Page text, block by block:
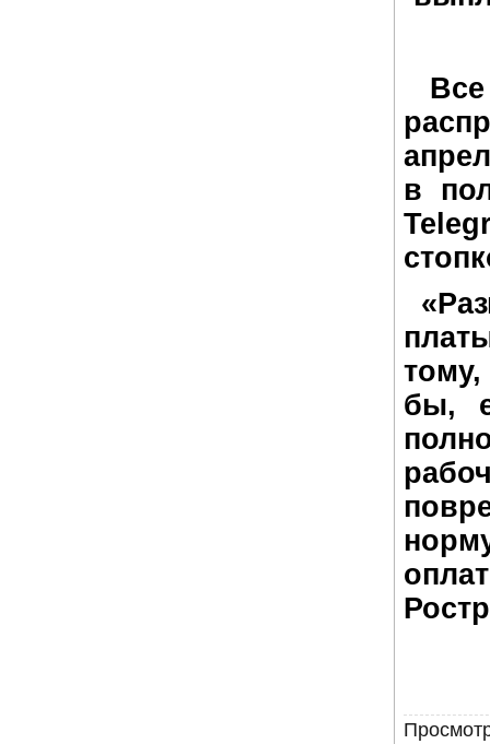
Все
в
бы,